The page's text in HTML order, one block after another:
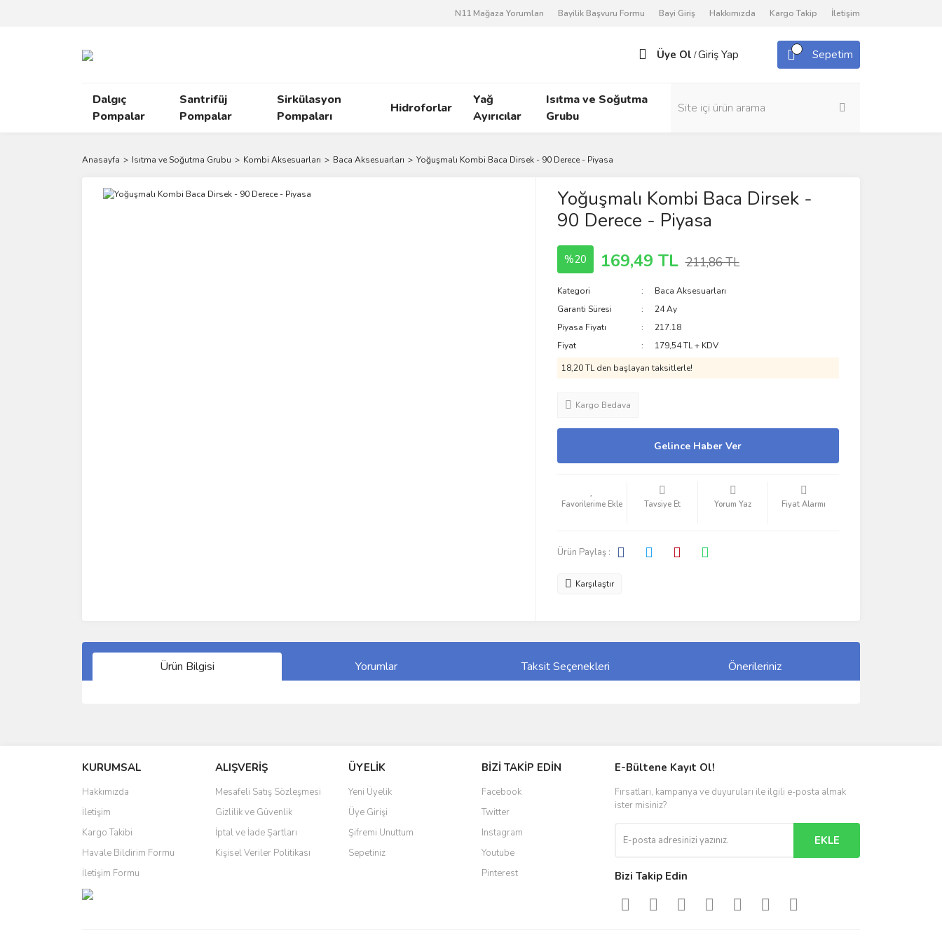
N11 Mağaza Yorumları Bayilik Başvuru Formu Bayi Giriş Hakkımızda Kargo Takip İletişim
Üye Ol /Giriş Yap Sepetim
Dalgıç
Pompalar
Santrifüj
Pompalar
Sirkülasyon
Pompaları
Hidroforlar
Yağ
Ayırıcılar
Isıtma ve Soğutma
Grubu
Anasayfa Isıtma ve Soğutma Grubu Kombi Aksesuarları Baca Aksesuarları Yoğuşmalı Kombi Baca Dirsek - 90 Derece - Piyasa
Yoğuşmalı Kombi Baca Dirsek -
90 Derece - Piyasa
%20 169,49 TL 211,86 TL
Kategori
Baca Aksesuarları
Garanti Süresi
24 Ay
Piyasa Fiyatı
217.18
Fiyat
179,54 TL + KDV
18,20 TL den başlayan taksitlerle!
Kargo Bedava
Gelince Haber Ver
Tavsiye Et Yorum Yaz Fiyat Alarmı
Ürün Paylaş :
Karşılaştır
Ürün Bilgisi Yorumlar Taksit Seçenekleri Önerileriniz
Ürün resmi kalitesiz, bozuk veya görüntülenemiyor.
Ürün açıklamasında eksik bilgiler bulunuyor.
Ürün bilgilerinde hatalar bulunuyor.
Ürün fiyatı diğer sitelerden daha pahalı.
Bu ürüne benzer farklı alternatifler olmalı.
KURUMSAL
Hakkımızda
İletişim
Kargo Takibi
Havale Bildirim Formu
İletişim Formu
ALIŞVERİŞ
Mesafeli Satış Sözleşmesi
Gizlilik ve Güvenlik
İptal ve İade Şartları
Kişisel Veriler Politikası
ÜYELİK
Yeni Üyelik
Üye Girişi
Şifremi Unuttum
Sepetiniz
BİZİ TAKİP EDİN
Facebook
Twitter
Instagram
Youtube
Pinterest
E-Bültene Kayıt Ol!
Fırsatları, kampanya ve duyuruları ile ilgili e-posta almak
ister misiniz?
EKLE
Bizi Takip Edin